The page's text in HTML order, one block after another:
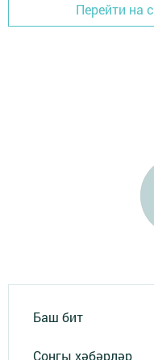
Перейти на
Баш бит
Соңгы хәбәрләр